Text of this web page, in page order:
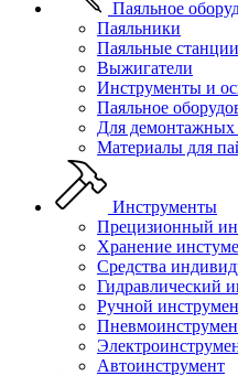
Паяльное
Паяльники
Паяльные станции
Выжигатели
Инструменты и
Паяльное
Для демонтажных
Материалы для
Инструменты
Прецизионный
Хранение
Средства
Гидравлический
Ручной
Автоинструмент